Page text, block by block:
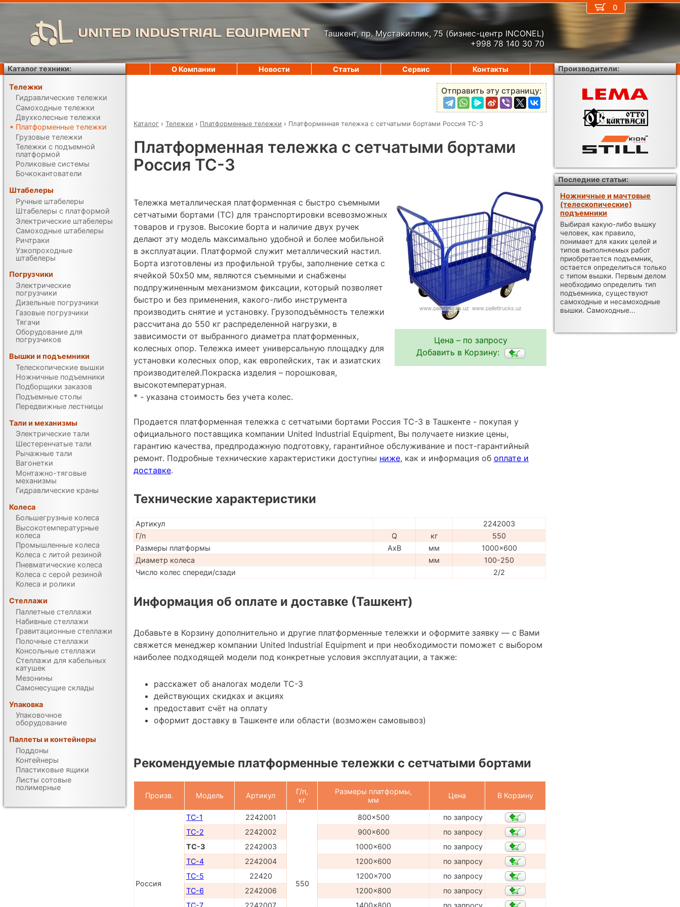
UNITED INDUSTRIAL EQUIPMENT Ташкент, пр. Мустакиллик, 75 (бизнес-центр INCONEL)
+998 78 140 30 70
Отправить эту страницу:
Каталог › Тележки › Платформенные тележки › Платформенная тележка с сетчатыми бортами Россия ТС-3
Платформенная тележка с сетчатыми бортами
Россия ТС-3
Цена – по запросу
Добавить в Корзину:
Тележка металлическая платформенная с быстро съемными
сетчатыми бортами (ТС) для транспортировки всевозможных
товаров и грузов. Высокие борта и наличие двух ручек
делают эту модель максимально удобной и более мобильной
в эксплуатации. Платформой служит металлический настил.
Борта изготовлены из профильной трубы, заполнение сетка с
ячейкой 50х50 мм, являются съемными и снабжены
подпружиненным механизмом фиксации, который позволяет
быстро и без применения, какого-либо инструмента
производить снятие и установку. Грузоподъёмность тележки
рассчитана до 550 кг распределенной нагрузки, в
зависимости от выбранного диаметра платформенных,
колесных опор. Тележка имеет универсальную площадку для
установки колесных опор, как европейских, так и азиатских
производителей.Покраска изделия – порошковая,
высокотемпературная.
* - указана стоимость без учета колес.
Продается платформенная тележка с сетчатыми бортами Россия ТС-3 в Ташкенте - покупая у
официального поставщика компании United Industrial Equipment, Вы получаете низкие цены,
гарантию качества, предпродажную подготовку, гарантийное обслуживание и пост-гарантийный
ремонт. Подробные технические характеристики доступны ниже, как и информация об оплате и
доставке.
Технические характеристики
Артикул
2242003
Г/п
Q кг
550
Размеры платформы
AxB мм
1000x600
Диаметр колеса
мм
100-250
Число колес спереди/сзади
2/2
Информация об оплате и доставке (Ташкент)
Добавьте в Корзину дополнительно и другие платформенные тележки и оформите заявку — с Вами
свяжется менеджер компании United Industrial Equipment и при необходимости поможет с выбором
наиболее подходящей модели под конкретные условия эксплуатации, а также:
расскажет об аналогах модели ТС-3
действующих скидках и акциях
предоставит счёт на оплату
оформит доставку в Ташкенте или области (возможен самовывоз)
Рекомендуемые платформенные тележки с сетчатыми бортами
Произв. Модель Артикул
Г/п,
кг
Размеры платформы,
мм
Цена В Корзину
Россия
ТС-1 2242001
550
800x500
по запросу
ТС-2
2242002 900x600
по запросу
ТС-3
2242003 1000x600
по запросу
ТС-4
2242004 1200x600
по запросу
ТС-5
22420 1200x700
по запросу
ТС-6
2242006 1200x800
по запросу
0
О Компании Новости Статьи Сервис Контакты
Каталог техники:
Тележки
Гидравлические тележки
Самоходные тележки
Двухколесные тележки
Платформенные тележки
Грузовые тележки
Тележки с подъемной
платформой
Роликовые системы
Бочкокантователи
Штабелеры
Ручные штабелеры
Штабелеры с платформой
Электрические штабелеры
Самоходные штабелеры
Ричтраки
Узкопроходные
штабелеры
Погрузчики
Электрические
погрузчики
Дизельные погрузчики
Газовые погрузчики
Тягачи
Оборудование для
погрузчиков
Вышки и подъемники
Телескопические вышки
Ножничные подъемники
Подборщики заказов
Подъемные столы
Передвижные лестницы
Тали и механизмы
Электрические тали
Шестеренчатые тали
Рычажные тали
Вагонетки
Монтажно-тяговые
механизмы
Гидравлические краны
Колеса
Большегрузные колеса
Высокотемпературные
колеса
Промышленные колеса
Колеса с литой резиной
Пневматические колеса
Колеса с серой резиной
Колеса и ролики
Стеллажи
Паллетные стеллажи
Набивные стеллажи
Гравитационные стеллажи
Полочные стеллажи
Консольные стеллажи
Стеллажи для кабельных
катушек
Мезонины
Самонесущие склады
Упаковка
Упаковочное
оборудование
Паллеты и контейнеры
Поддоны
Контейнеры
Пластиковые ящики
Листы сотовые
полимерные
Производители:
Последние статьи:
Ножничные и мачтовые
(телескопические)
подъемники
Выбирая какую-либо вышку
человек, как правило,
понимает для каких целей и
типов выполняемых работ
приобретается подъемник,
остается определиться только
с типом вышки. Первым делом
необходимо определить тип
подъемника, существуют
самоходные и несамоходные
вышки. Самоходные...